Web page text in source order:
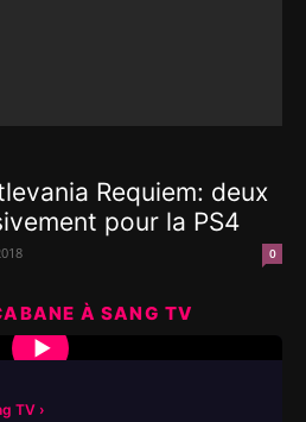
Requiem: deux
pour la PS4
0
À SANG TV
▶
TV